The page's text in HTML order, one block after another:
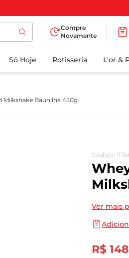
Compre
Novamente
Só Hoje Rotisseria L'or &
Milkshake Baunilha 450g
Código:
Ver mais
R$ 148
BUSCADOS